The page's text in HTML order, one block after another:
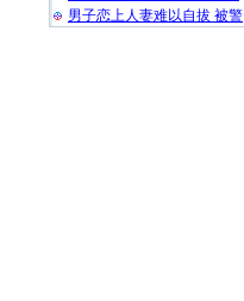
男子恋上人妻难以自拔 被警